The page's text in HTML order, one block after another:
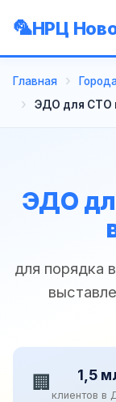
НРЦ
Главная
ЭДО для СТО
ЭДО
для порядка
🏢 1,5
клиентов в